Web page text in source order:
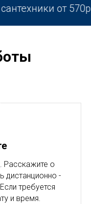
от 570р
. Расскажите о
дистанционно -
требуется
и время.